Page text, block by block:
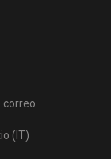
correo
(IT)